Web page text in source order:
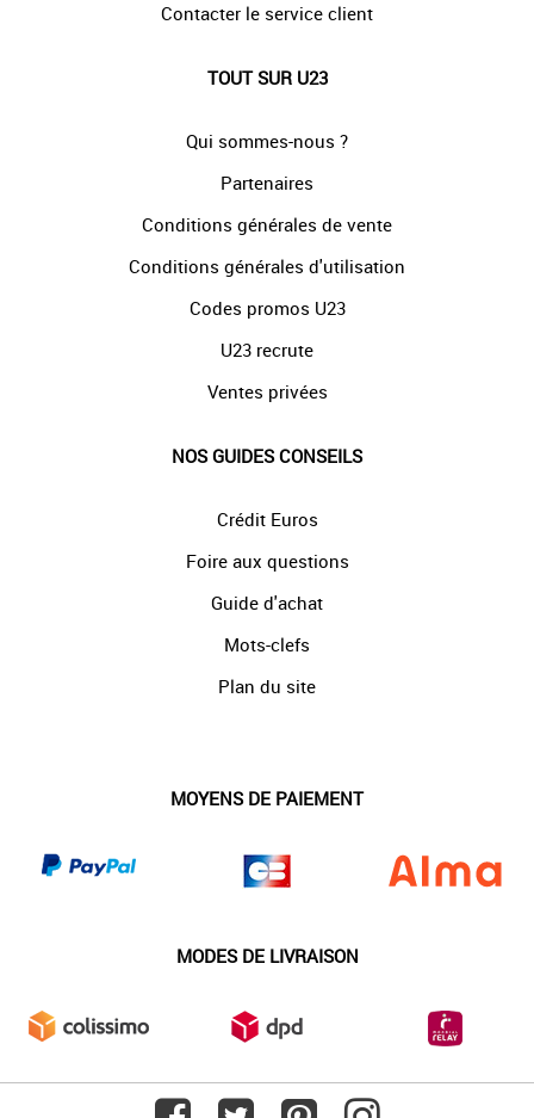
Contacter le service client
TOUT SUR U23
Qui sommes-nous ?
Partenaires
Conditions générales de vente
Conditions générales d'utilisation
Codes promos U23
U23 recrute
Ventes privées
NOS GUIDES CONSEILS
Crédit Euros
Foire aux questions
Guide d'achat
Mots-clefs
Plan du site
MOYENS DE PAIEMENT
MODES DE LIVRAISON